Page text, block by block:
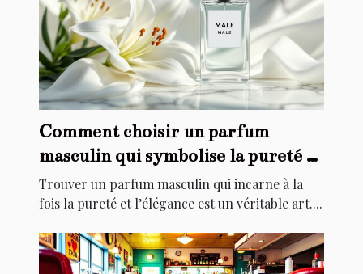
Comment choisir un parfum
masculin qui symbolise la pureté et
l'élégance ?
Trouver un parfum masculin qui incarne à la
fois la pureté et l’élégance est un véritable art....